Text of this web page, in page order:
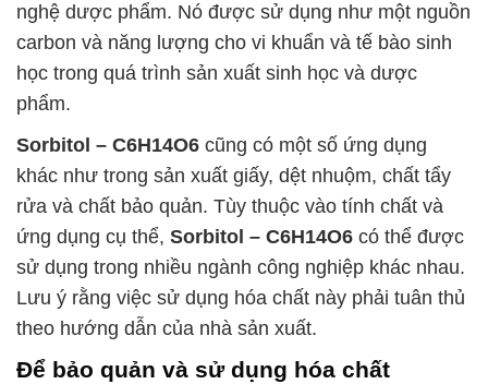
nghệ dược phẩm. Nó được sử dụng như một nguồn
carbon và năng lượng cho vi khuẩn và tế bào sinh
học trong quá trình sản xuất sinh học và dược
phẩm.
Sorbitol – C6H14O6 cũng có một số ứng dụng
khác như trong sản xuất giấy, dệt nhuộm, chất tẩy
rửa và chất bảo quản. Tùy thuộc vào tính chất và
ứng dụng cụ thể, Sorbitol – C6H14O6 có thể được
sử dụng trong nhiều ngành công nghiệp khác nhau.
Lưu ý rằng việc sử dụng hóa chất này phải tuân thủ
theo hướng dẫn của nhà sản xuất.
Để bảo quản và sử dụng hóa chất